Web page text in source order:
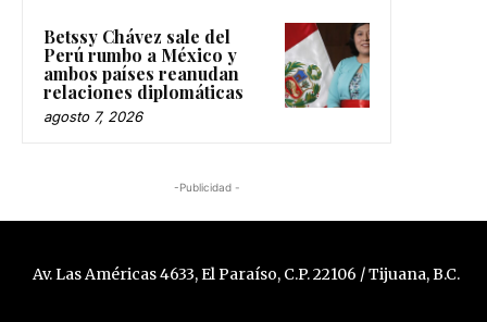
Betssy Chávez sale del
Perú rumbo a México y
ambos países reanudan
relaciones diplomáticas
agosto 7, 2026
-Publicidad -
Av. Las Américas 4633, El Paraíso, C.P. 22106 / Tijuana, B.C.